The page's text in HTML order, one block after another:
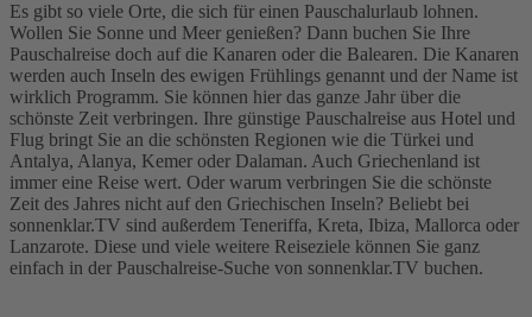
Es gibt so viele Orte, die sich für einen Pauschalurlaub lohnen.
Wollen Sie Sonne und Meer genießen? Dann buchen Sie Ihre
Pauschalreise doch auf die Kanaren oder die Balearen. Die Kanaren
werden auch Inseln des ewigen Frühlings genannt und der Name ist
wirklich Programm. Sie können hier das ganze Jahr über die
schönste Zeit verbringen. Ihre günstige Pauschalreise aus Hotel und
Flug bringt Sie an die schönsten Regionen wie die Türkei und
Antalya, Alanya, Kemer oder Dalaman. Auch Griechenland ist
immer eine Reise wert. Oder warum verbringen Sie die schönste
Zeit des Jahres nicht auf den Griechischen Inseln? Beliebt bei
sonnenklar.TV sind außerdem Teneriffa, Kreta, Ibiza, Mallorca oder
Lanzarote. Diese und viele weitere Reiseziele können Sie ganz
einfach in der Pauschalreise-Suche von sonnenklar.TV buchen.